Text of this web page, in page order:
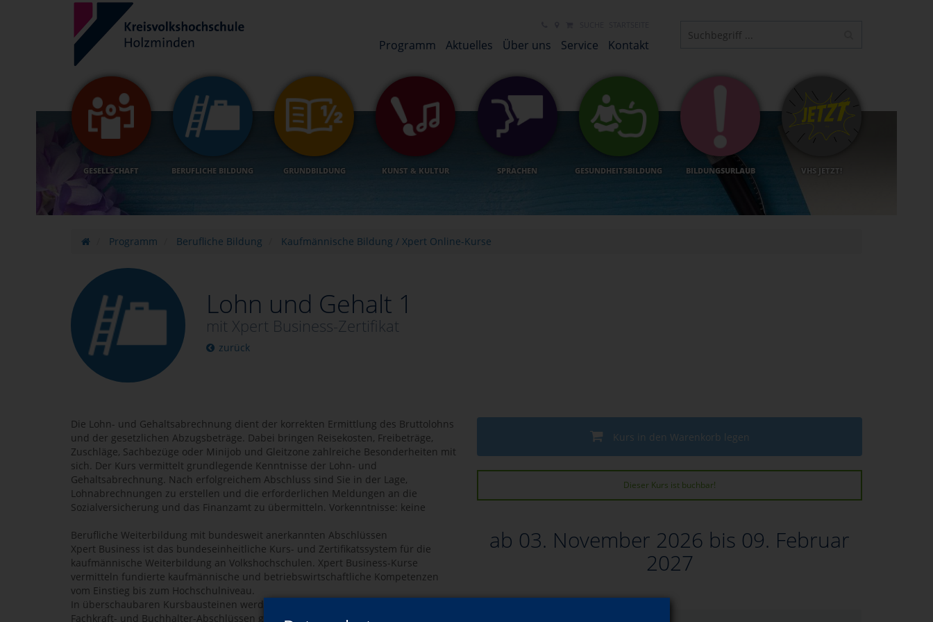
Programm Aktuelles Über uns Service Kontakt
GESELLSCHAFT BERUFLICHE BILDUNG GRUNDBILDUNG KUNST & KULTUR SPRACHEN GESUNDHEITSBILDUNG BILDUNGSURLAUB VHS JETZT!
Programm Berufliche Bildung Kaufmännische Bildung / Xpert Online-Kurse
Lohn und Gehalt 1
mit Xpert Business-Zertifikat
zurück
Kurs in den Warenkorb legen
Dieser Kurs ist buchbar!
ab 03. November 2026 bis 09. Februar
2027
Die Lohn- und Gehaltsabrechnung dient der korrekten Ermittlung des Bruttolohns
und der gesetzlichen Abzugsbeträge. Dabei bringen Reisekosten, Freibeträge,
Zuschläge, Sachbezüge oder Minijob und Gleitzone zahlreiche Besonderheiten mit
sich. Der Kurs vermittelt grundlegende Kenntnisse der Lohn- und
Gehaltsabrechnung. Nach erfolgreichem Abschluss sind Sie in der Lage,
Lohnabrechnungen zu erstellen und die erforderlichen Meldungen an die
Sozialversicherung und das Finanzamt zu übermitteln. Vorkenntnisse: keine
Berufliche Weiterbildung mit bundesweit anerkannten Abschlüssen
Xpert Business ist das bundeseinheitliche Kurs- und Zertifikatssystem für die
kaufmännische Weiterbildung an Volkshochschulen. Xpert Business-Kurse
vermitteln fundierte kaufmännische und betriebswirtschaftliche Kompetenzen
vom Einstieg bis zum Hochschulniveau.
In überschaubaren Kursbausteinen werden Sie Schritt für Schritt zu anerkannten
Fachkraft- und Buchhalter-Abschlüssen geführt. Jeder Baustein kann mit einer